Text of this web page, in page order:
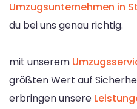
Umzugsunternehmen in
du bei uns genau richtig.
mit unserem
größten Wert auf
erbringen unsere